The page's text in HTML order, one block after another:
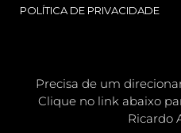
POLÍTICA DE PRIVACIDADE
Precisa de um
Clique no link abaixo
Ricardo